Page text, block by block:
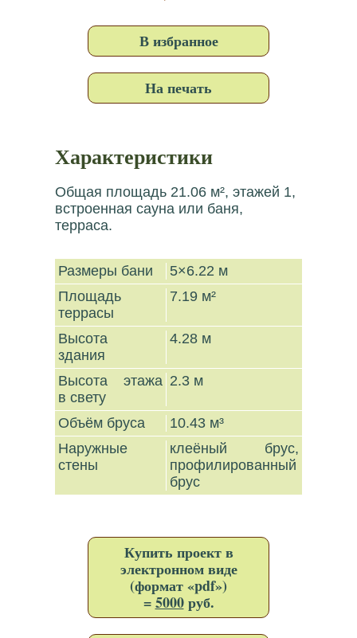
В избранное
На печать
Характеристики
Общая площадь 21.06 м², этажей 1,
встроенная сауна или баня,
терраса.
Размеры бани
5×6.22 м
Площадь
террасы
7.19 м²
Высота
здания
4.28 м
Высота этажа
в свету
2.3 м
Объём бруса
10.43 м³
Наружные
стены
клеёный брус,
профилированный
брус
Купить проект в
электронном виде
(формат «pdf»)
=5000руб.